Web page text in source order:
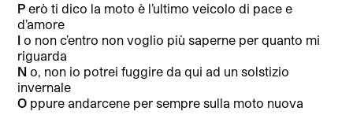
P erò ti dico la moto è l’ultimo veicolo di pace e
d’amore
I o non c’entro non voglio più saperne per quanto mi
riguarda
N o, non io potrei fuggire da qui ad un solstizio
invernale
O ppure andarcene per sempre sulla moto nuova